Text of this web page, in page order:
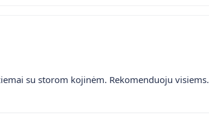
su storom kojinėm. Rekomenduoju visiems.